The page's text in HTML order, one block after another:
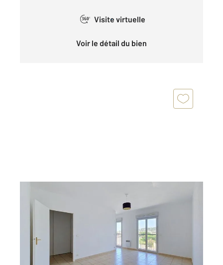
360° Visite virtuelle
Voir le détail du bien
28,10 m
Ref : 29985
Appartement T1 à vendre
184 000 €